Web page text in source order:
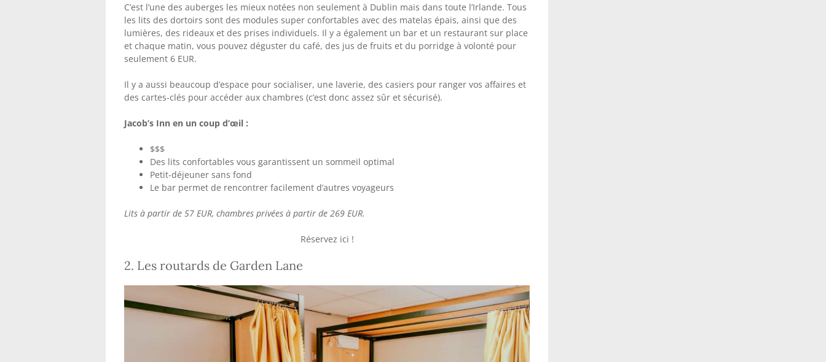
C’est l’une des auberges les mieux notées non seulement à Dublin mais dans toute l’Irlande. Tous
les lits des dortoirs sont des modules super confortables avec des matelas épais, ainsi que des
lumières, des rideaux et des prises individuels. Il y a également un bar et un restaurant sur place
et chaque matin, vous pouvez déguster du café, des jus de fruits et du porridge à volonté pour
seulement 6 EUR.
Il y a aussi beaucoup d’espace pour socialiser, une laverie, des casiers pour ranger vos affaires et
des cartes-clés pour accéder aux chambres (c’est donc assez sûr et sécurisé).
Jacob’s Inn en un coup d’œil :
$$$
Des lits confortables vous garantissent un sommeil optimal
Petit-déjeuner sans fond
Le bar permet de rencontrer facilement d’autres voyageurs
Lits à partir de 57 EUR, chambres privées à partir de 269 EUR.
Réservez ici !
2. Les routards de Garden Lane